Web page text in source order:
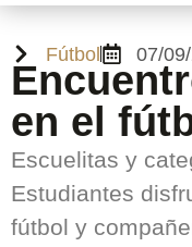
Fútbol 07/
en el
Escuelitas y
Estudiantes
fútbol y